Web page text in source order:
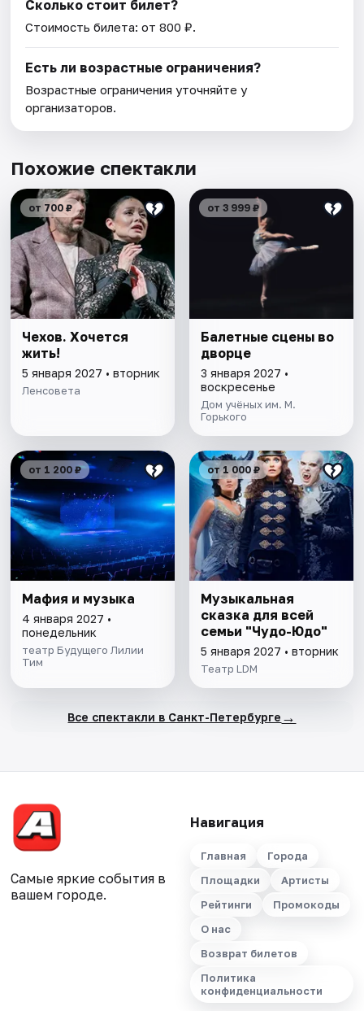
Сколько стоит билет?
Стоимость билета: от 800 ₽.
Есть ли возрастные ограничения?
Возрастные ограничения уточняйте у
организаторов.
Похожие спектакли
от 700 ₽
Чехов. Хочется
жить!
5 января 2027 • вторник
Ленсовета
от 3 999 ₽
Балетные сцены во
дворце
3 января 2027 •
воскресенье
Дом учёных им. М.
Горького
от 1 200 ₽
Мафия и музыка
4 января 2027 •
понедельник
театр Будущего Лилии
Тим
от 1 000 ₽
Музыкальная
сказка для всей
семьи "Чудо-Юдо"
5 января 2027 • вторник
Театр LDM
Все спектакли в Санкт-Петербурге →
Самые яркие события в
вашем городе.
Навигация
Главная
Города
Площадки
Артисты
Рейтинги
Промокоды
О нас
Возврат билетов
Политика
конфиденциальности